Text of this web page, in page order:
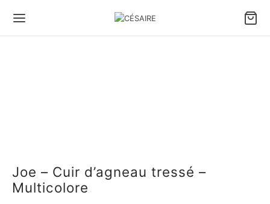
Joe – Cuir d’agneau tressé –
Multicolore